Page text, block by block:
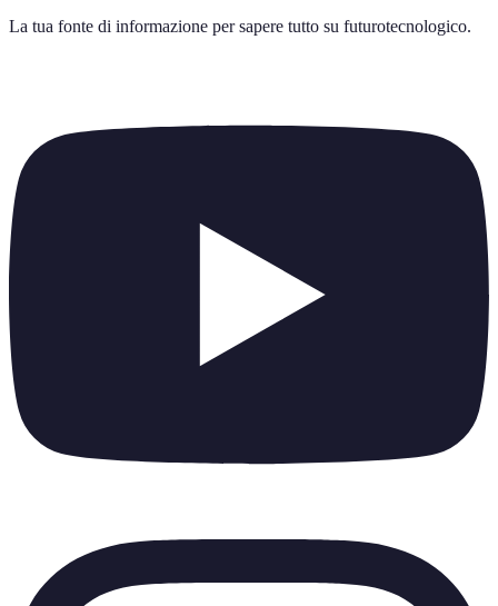
La tua fonte di informazione per sapere tutto su futurotecnologico.